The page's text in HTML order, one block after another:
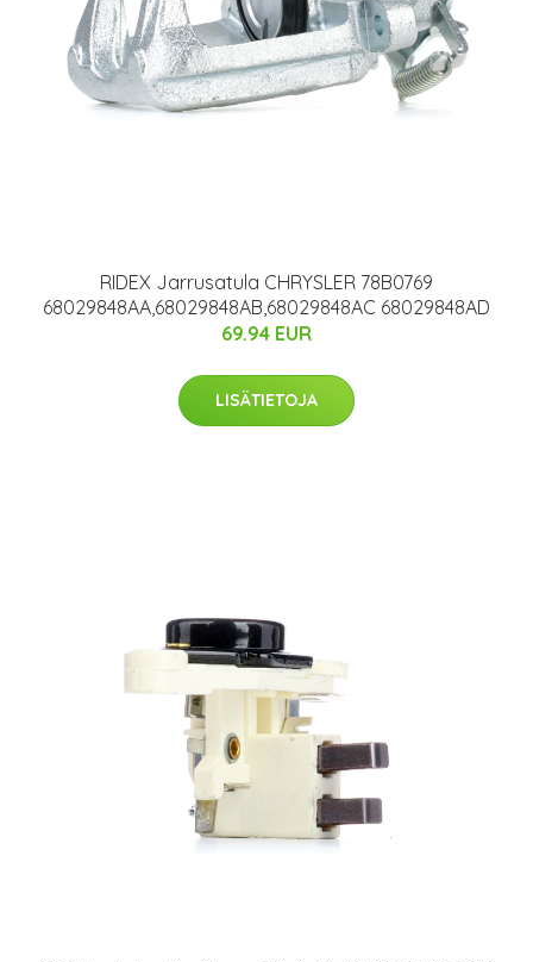
RIDEX Jarrusatula CHRYSLER 78B0769
68029848AA,68029848AB,68029848AC 68029848AD
69.94 EUR
LISÄTIETOJA